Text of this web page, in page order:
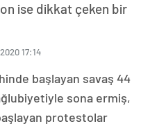
ise dikkat çeken bir
17:14
başlayan savaş 44
sona ermiş,
protestolar